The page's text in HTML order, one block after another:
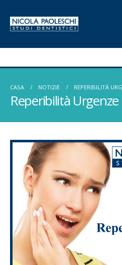
CASA NOTIZIE REPERIBILITÀ
Reperibilità